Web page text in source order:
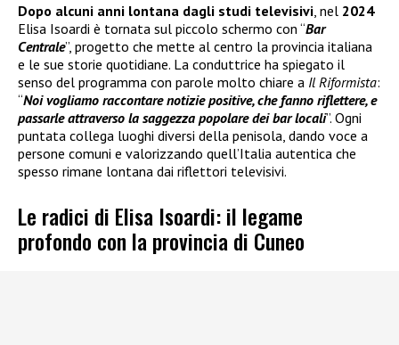
Dopo alcuni anni lontana dagli studi televisivi , nel 2024
Elisa Isoardi è tornata sul piccolo schermo con “Bar
Centrale”, progetto che mette al centro la provincia italiana
e le sue storie quotidiane. La conduttrice ha spiegato il
senso del programma con parole molto chiare a Il Riformista:
“Noi vogliamo raccontare notizie positive, che fanno riflettere, e
passarle attraverso la saggezza popolare dei bar locali”. Ogni
puntata collega luoghi diversi della penisola, dando voce a
persone comuni e valorizzando quell’Italia autentica che
spesso rimane lontana dai riflettori televisivi.
Le radici di Elisa Isoardi: il legame
profondo con la provincia di Cuneo